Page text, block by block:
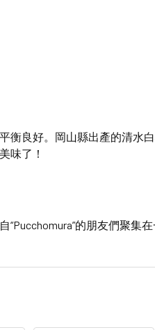
衡良好。岡山縣出產的清水
味了！
的朋友們聚集